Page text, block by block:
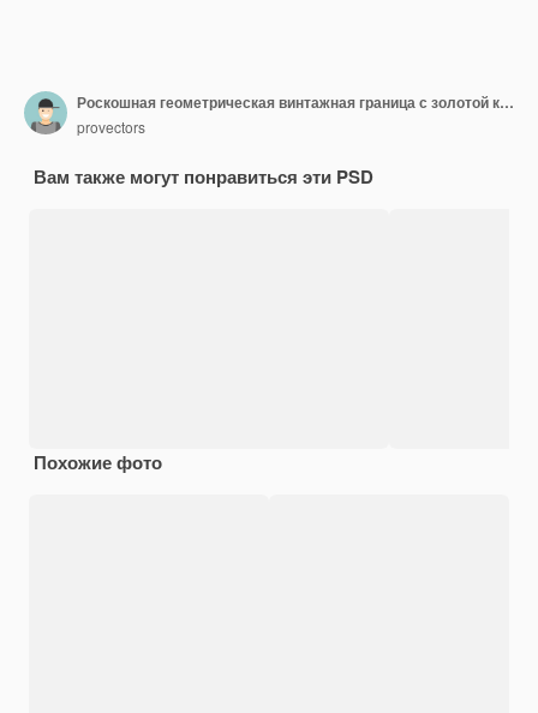
Роскошная геометрическая винтажная граница с золотой короной шаблон дизайна логотипа
provectors
Вам также могут понравиться эти PSD
Похожие фото